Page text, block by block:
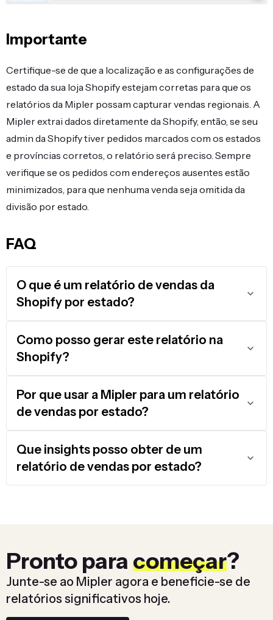
Importante
Certifique-se de que a localização e as configurações de
estado da sua loja Shopify estejam corretas para que os
relatórios da Mipler possam capturar vendas regionais. A
Mipler extrai dados diretamente da Shopify, então, se seu
admin da Shopify tiver pedidos marcados com os estados
e províncias corretos, o relatório será preciso. Sempre
verifique se os pedidos com endereços ausentes estão
minimizados, para que nenhuma venda seja omitida da
divisão por estado.
FAQ
O que é um relatório de vendas da
Shopify por estado?
Como posso gerar este relatório na
Shopify?
Por que usar a Mipler para um relatório
de vendas por estado?
Que insights posso obter de um
relatório de vendas por estado?
Pronto para começar?
Junte-se ao Mipler agora e beneficie-se de
relatórios significativos hoje.